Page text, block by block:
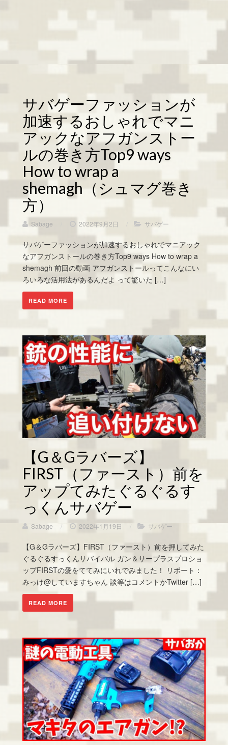
サバゲーファッションが
加速するおしゃれでマニ
アックなアフガンストー
ルの巻き方Top9 ways
How to wrap a
shemagh（シュマグ巻き
方）
Sabage 2022年9月2日 サバゲー
サバゲーファッションが加速するおしゃれでマニアック
なアフガンストールの巻き方Top9 ways How to wrap a
shemagh 前回の動画 アフガンストールってこんなにい
ろいろな活用法があるんだよ って驚いた […]
READ MORE
【G＆Gラバーズ】
FIRST（ファースト）前を
アップてみたぐるぐるす
っくんサバゲー
Sabage / 2022年1月19日 サバゲー
【G＆Gラバーズ】FIRST（ファースト）前を押してみた
ぐるぐるすっくんサバイバル ガン＆サープラスプロショ
ップFIRSTの愛をててみにいれでみました！ リポート：
みっけ@していますちゃん 談等はコメントかTwitter […]
READ MORE